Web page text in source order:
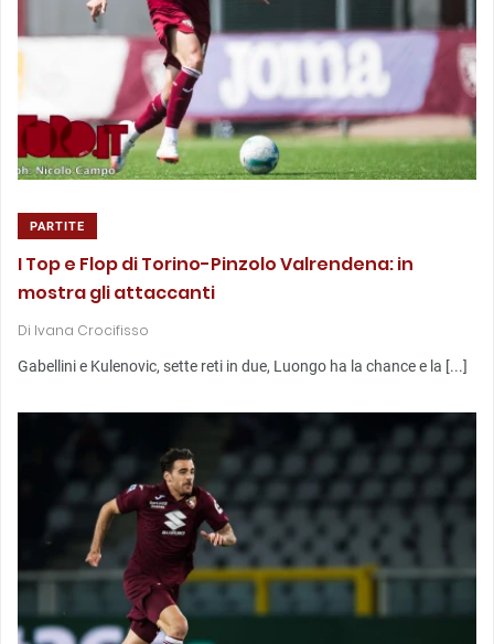
PARTITE
I Top e Flop di Torino-Pinzolo Valrendena: in
mostra gli attaccanti
Di Ivana Crocifisso
Gabellini e Kulenovic, sette reti in due, Luongo ha la chance e la [...]